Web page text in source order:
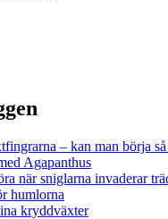
– kan man börja
Agapanthus
när sniglarna invaderar
humlorna
kryddväxter